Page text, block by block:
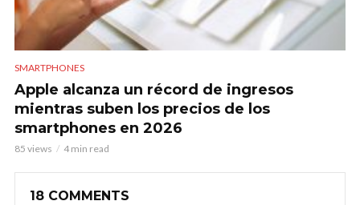
SMARTPHONES
Apple alcanza un récord de ingresos
mientras suben los precios de los
smartphones en 2026
85 views 4 min read
18 COMMENTS